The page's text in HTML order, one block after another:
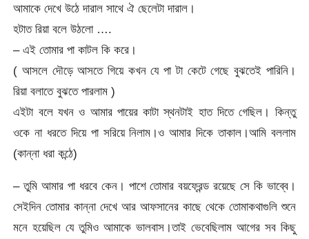
আমাকে দেখে উঠে দারাল সাথে ঐ ছেলেটা দারাল।
হটাত রিয়া বলে উঠলো ….
– এই তোমার পা কাটল কি করে।
( আসলে দৌড়ে আসতে গিয়ে কখন যে পা টা কেটে গেছে বুঝতেই পারিনি।
রিয়া বলাতে বুঝতে পারলাম )
এইটা বলে যখন ও আমার পায়ের কাটা স্থনটাই হাত দিতে গেছিল। কিন্তু
ওকে না ধরতে দিয়ে পা সরিয়ে নিলাম।ও আমার দিকে তাকাল।আমি বললাম
(কান্না ধরা কন্ঠে)
– তুমি আমার পা ধরবে কেন। পাশে তোমার বয়ফ্রেন্ড রয়েছে সে কি ভাব্বে।
সেইদিন তোমার কান্না দেখে আর আফসানের কাছে থেকে তোমাকথাগুলি শুনে
মনে হয়েছিল যে তুমিও আমাকে ভালবাস।তাই ভেবেছিলাম আগের সব কিছু